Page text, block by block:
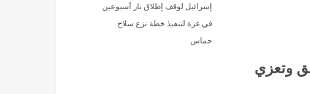
إسرائيل لوقف إطلاق نار أسبوعين
في غزة لتنفيذ خطة نزع سلاح
حماس
وتعزي